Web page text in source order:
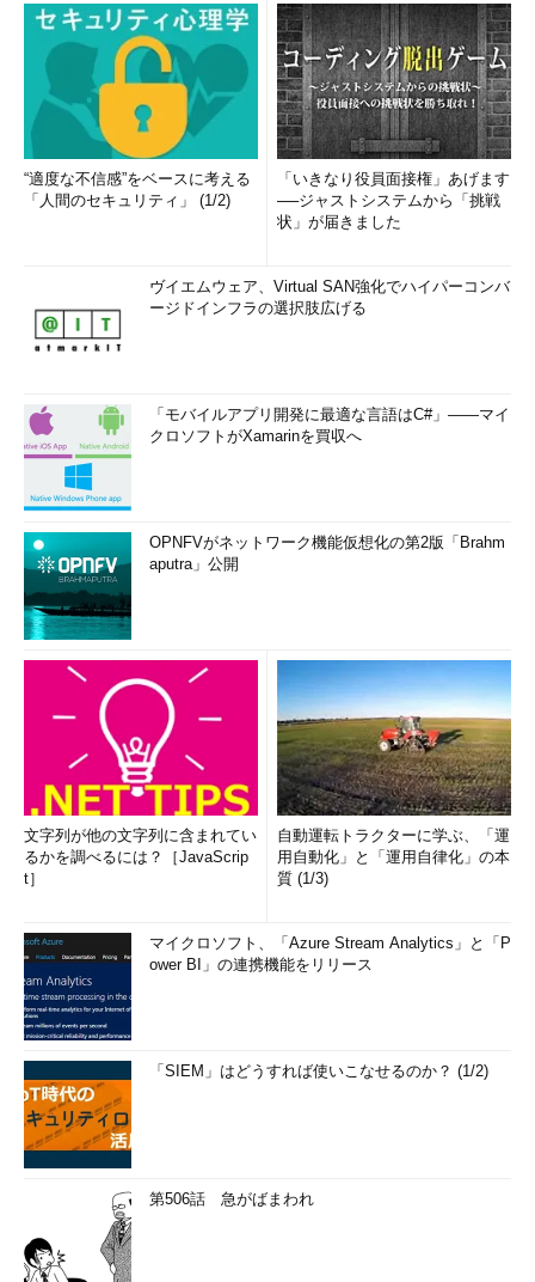
“適度な不信感”をベースに考える
「人間のセキュリティ」 (1/2)
「いきなり役員面接権」あげます
──ジャストシステムから「挑戦
状」が届きました
ヴイエムウェア、Virtual SAN強化でハイパーコンバ
ージドインフラの選択肢広げる
「モバイルアプリ開発に最適な言語はC#」――マイ
クロソフトがXamarinを買収へ
OPNFVがネットワーク機能仮想化の第2版「Brahm
aputra」公開
文字列が他の文字列に含まれてい
るかを調べるには？［JavaScrip
t］
自動運転トラクターに学ぶ、「運
用自動化」と「運用自律化」の本
質 (1/3)
マイクロソフト、「Azure Stream Analytics」と「P
ower BI」の連携機能をリリース
「SIEM」はどうすれば使いこなせるのか？ (1/2)
第506話 急がばまわれ